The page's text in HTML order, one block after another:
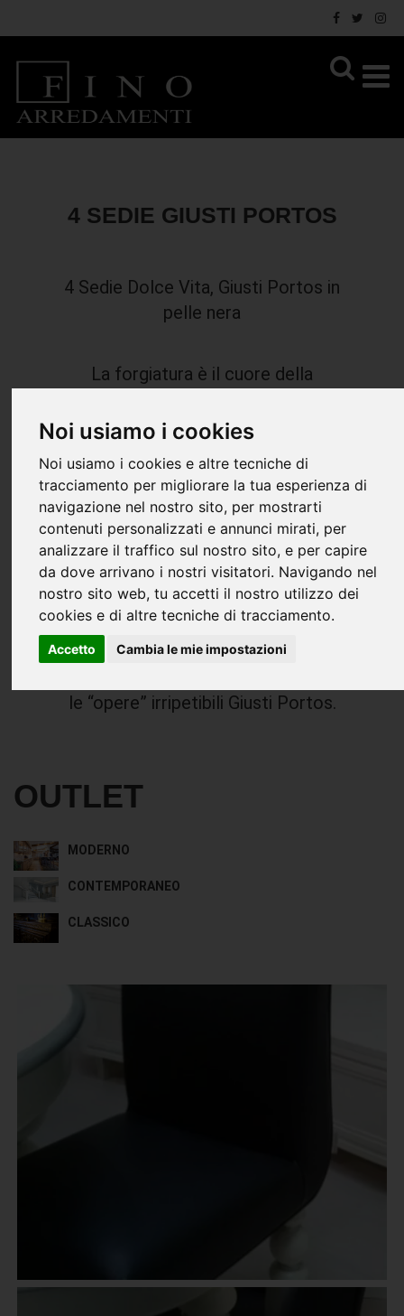
Noi usiamo i cookies
Noi usiamo i cookies e altre tecniche di
tracciamento per migliorare la tua esperienza di
navigazione nel nostro sito, per mostrarti
contenuti personalizzati e annunci mirati, per
analizzare il traffico sul nostro sito, e per capire
da dove arrivano i nostri visitatori. Navigando nel
nostro sito web, tu accetti il nostro utilizzo dei
cookies e di altre tecniche di tracciamento.
Accetto Cambia le mie impostazioni
4 SEDIE GIUSTI PORTOS
4 Sedie Dolce Vita, Giusti Portos in
pelle nera
La forgiatura è il cuore della
gesti sono assolutamente artigianali,
dell’incudine con il martello. Il calore
del fuoco si unisce al “calore” della
lavorazione a mano, per creare dei
pezzi assolutamente unici, mai uguali
agli altri, ricchi dei valori estetici e
qualitativi delle lavorazioni artigianali
dei tempi antichi. L’abilità dei
forgiatori si abbina alla ricerca
le “opere” irripetibili Giusti Portos.
OUTLET
MODERNO
CONTEMPORANEO
CLASSICO